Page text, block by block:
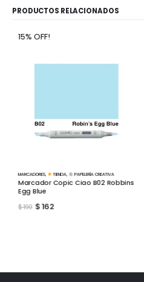
PRODUCTOS RELACIONADOS
15% OFF!
MARCADORES, TIENDA, PAPELERÍA CREATIVA
Marcador Copic Ciao B02 Robbins
Egg Blue
190 $ 162